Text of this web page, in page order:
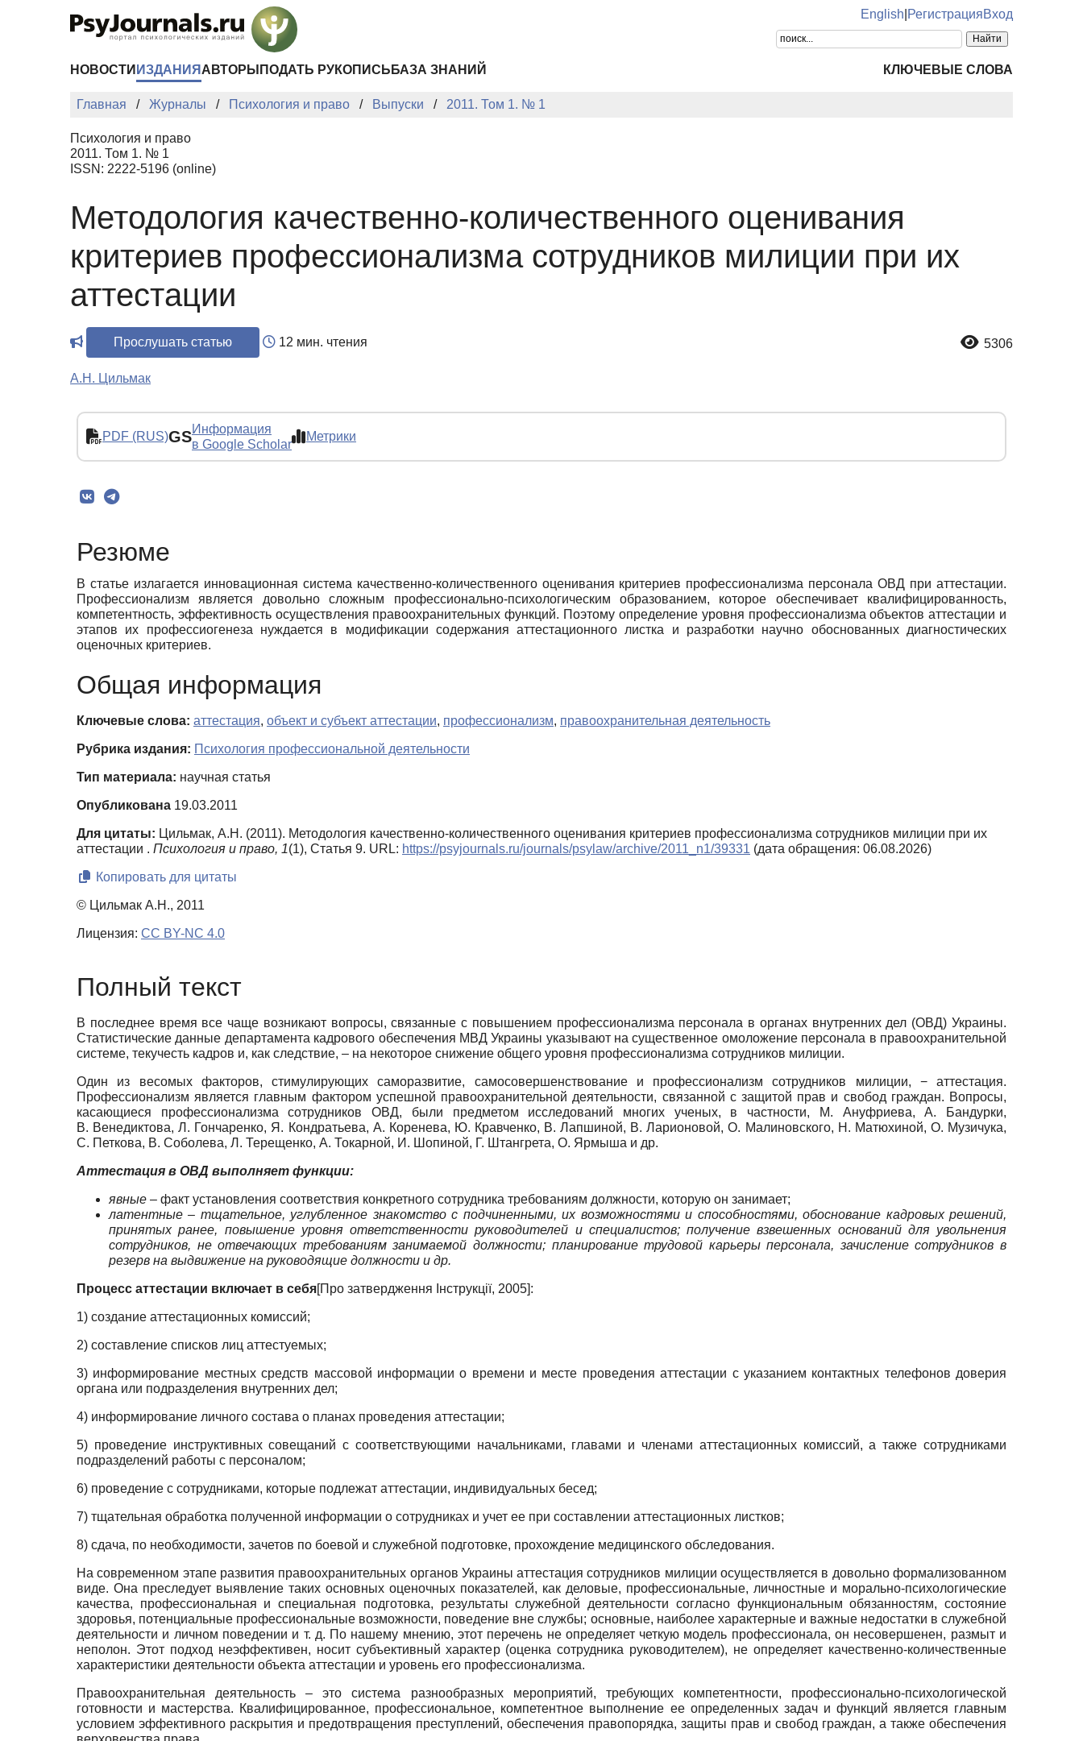
English РегистрацияВход
НОВОСТИ ИЗДАНИЯ АВТОРЫ ПОДАТЬ РУКОПИСЬ БАЗА ЗНАНИЙ КЛЮЧЕВЫЕ СЛОВА
Главная Журналы Психология и право Выпуски 2011. Том 1. № 1
Психология и право
2011. Том 1. № 1
ISSN: 2222-5196 (online)
Методология качественно-количественного оценивания
критериев профессионализма сотрудников милиции при их
аттестации
Прослушать статью 12 мин. чтения 5306
А.Н. Цильмак
PDF (RUS)GSИнформация
в Google Scholar
Метрики
Резюме
В статье излагается инновационная система качественно-количественного оценивания критериев профессионализма персонала ОВД при аттестации.
Профессионализм является довольно сложным профессионально-психологическим образованием, которое обеспечивает квалифицированность,
компетентность, эффективность осуществления правоохранительных функций. Поэтому определение уровня профессионализма объектов аттестации и
этапов их профессиогенеза нуждается в модификации содержания аттестационного листка и разработки научно обоснованных диагностических
оценочных критериев.
Общая информация
Ключевые слова: аттестация, объект и субъект аттестации, профессионализм, правоохранительная деятельность
Рубрика издания: Психология профессиональной деятельности
Тип материала: научная статья
Опубликована 19.03.2011
Для цитаты: Цильмак, А.Н. (2011). Методология качественно-количественного оценивания критериев профессионализма сотрудников милиции при их
аттестации . Психология и право, 1(1), Статья 9. URL: https://psyjournals.ru/journals/psylaw/archive/2011_n1/39331 (дата обращения: 06.08.2026)
Копировать для цитаты
© Цильмак А.Н., 2011
Лицензия: CC BY-NC 4.0
Полный текст
В последнее время все чаще возникают вопросы, связанные с повышением профессионализма персонала в органах внутренних дел (ОВД) Украины.
Статистические данные департамента кадрового обеспечения МВД Украины указывают на существенное омоложение персонала в правоохранительной
системе, текучесть кадров и, как следствие, – на некоторое снижение общего уровня профессионализма сотрудников милиции.
Один из весомых факторов, стимулирующих саморазвитие, самосовершенствование и профессионализм сотрудников милиции, − аттестация.
Профессионализм является главным фактором успешной правоохранительной деятельности, связанной с защитой прав и свобод граждан. Вопросы,
касающиеся профессионализма сотрудников ОВД, были предметом исследований многих ученых, в частности, М. Ануфриева, А. Бандурки,
В. Венедиктова, Л. Гончаренко, Я. Кондратьева, А. Коренева, Ю. Кравченко, В. Лапшиной, В. Ларионовой, О. Малиновского, Н. Матюхиной, О. Музичука,
С. Петкова, В. Соболева, Л. Терещенко, А. Токарной, И. Шопиной, Г. Штангрета, О. Ярмыша и др.
Аттестация в ОВД выполняет функции:
явные – факт установления соответствия конкретного сотрудника требованиям должности, которую он занимает;
латентные – тщательное, углубленное знакомство с подчиненными, их возможностями и способностями, обоснование кадровых решений,
принятых ранее, повышение уровня ответственности руководителей и специалистов; получение взвешенных оснований для увольнения
сотрудников, не отвечающих требованиям занимаемой должности; планирование трудовой карьеры персонала, зачисление сотрудников в
резерв на выдвижение на руководящие должности и др.
Процесс аттестации включает в себя[Про затвердження Інструкції, 2005]:
1) создание аттестационных комиссий;
2) составление списков лиц аттестуемых;
3) информирование местных средств массовой информации о времени и месте проведения аттестации с указанием контактных телефонов доверия
органа или подразделения внутренних дел;
4) информирование личного состава о планах проведения аттестации;
5) проведение инструктивных совещаний с соответствующими начальниками, главами и членами аттестационных комиссий, а также сотрудниками
подразделений работы с персоналом;
6) проведение с сотрудниками, которые подлежат аттестации, индивидуальных бесед;
7) тщательная обработка полученной информации о сотрудниках и учет ее при составлении аттестационных листков;
8) сдача, по необходимости, зачетов по боевой и служебной подготовке, прохождение медицинского обследования.
На современном этапе развития правоохранительных органов Украины аттестация сотрудников милиции осуществляется в довольно формализованном
виде. Она преследует выявление таких основных оценочных показателей, как деловые, профессиональные, личностные и морально-психологические
качества, профессиональная и специальная подготовка, результаты служебной деятельности согласно функциональным обязанностям, состояние
здоровья, потенциальные профессиональные возможности, поведение вне службы; основные, наиболее характерные и важные недостатки в служебной
деятельности и личном поведении и т. д. По нашему мнению, этот перечень не определяет четкую модель профессионала, он несовершенен, размыт и
неполон. Этот подход неэффективен, носит субъективный характер (оценка сотрудника руководителем), не определяет качественно-количественные
характеристики деятельности объекта аттестации и уровень его профессионализма.
Правоохранительная деятельность – это система разнообразных мероприятий, требующих компетентности, профессионально-психологической
готовности и мастерства. Квалифицированное, профессиональное, компетентное выполнение ее определенных задач и функций является главным
условием эффективного раскрытия и предотвращения преступлений, обеспечения правопорядка, защиты прав и свобод граждан, а также обеспечения